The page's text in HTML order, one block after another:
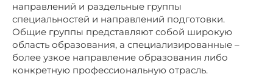
направлений и раздельные группы
специальностей и направлений подготовки.
Общие группы представляют собой широкую
область образования, а специализированные –
более узкое направление образования либо
конкретную профессиональную отрасль.